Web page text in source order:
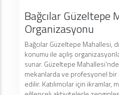
Bağcılar Güzeltepe
Organizasyonu
Bağcılar Güzeltepe Mahallesi,
konumu ile açılış
sunar. Güzeltepe
mekanlarda ve profesyonel bir
edilir. Katılımcılar için ikramlar,